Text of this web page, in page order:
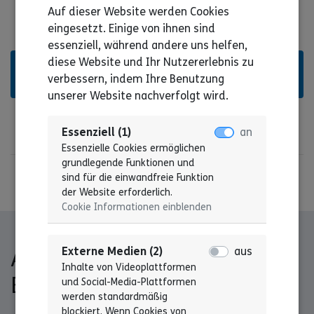
Hier findest Du interessante Berufe im Sozialen
Bereich
Alles zum Thema FSJ und
BFD auf einen Blick
Auf dieser Website werden Cookies
eingesetzt. Einige von ihnen sind
essenziell, während andere uns helfen,
diese Website und Ihr Nutzererlebnis zu
verbessern, indem Ihre Benutzung
unserer Website nachverfolgt wird.
Essenziell (1)
Essenzielle Cookies ermöglichen
grundlegende Funktionen und
sind für die einwandfreie Funktion
der Website erforderlich.
Cookie Informationen einblenden
an
Externe Medien (2)
Inhalte von Videoplattformen
und Social-Media-Plattformen
werden standardmäßig
blockiert. Wenn Cookies von
aus